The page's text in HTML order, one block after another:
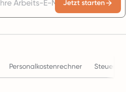
Jetzt starten
Personalkostenrechner Steuern